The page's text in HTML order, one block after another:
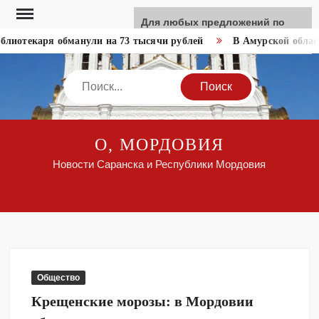
Перейти
содержимому
обманули на 73 тысячи рублей В Амурской
Search
О, МОРДОВИЯ
Новости Саранска и Республики Мордовия
Общество
Крещенские морозы: в Мордовии
Для любых предложений по
сайту: like-news@cp9.ru